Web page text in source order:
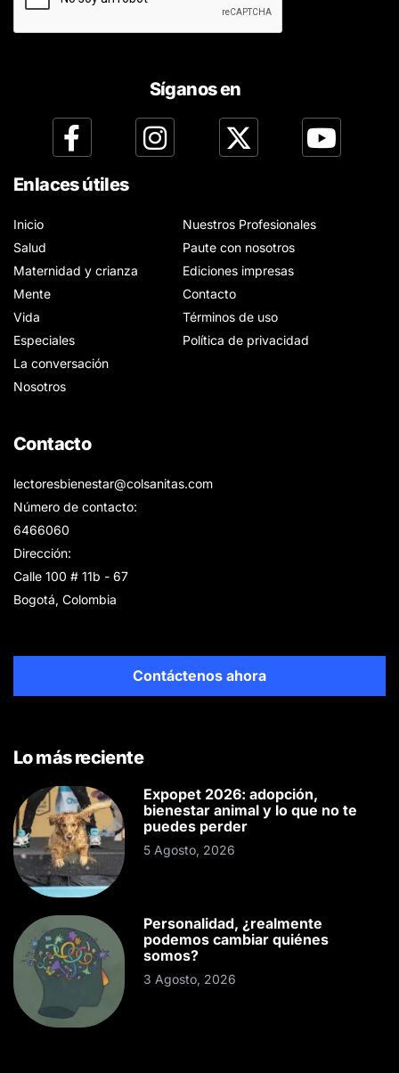
Síganos en
Enlaces útiles
Inicio
Salud
Maternidad y crianza
Mente
Vida
Especiales
La conversación
Nosotros
Nuestros Profesionales
Paute con nosotros
Ediciones impresas
Contacto
Términos de uso
Política de privacidad
Contacto
lectoresbienestar@colsanitas.com
Número de contacto:
6466060
Dirección:
Calle 100 # 11b - 67
Bogotá, Colombia
Contáctenos ahora
Lo más reciente
Expopet 2026: adopción,
bienestar animal y lo que no te
puedes perder
5 Agosto, 2026
Personalidad, ¿realmente
podemos cambiar quiénes
somos?
3 Agosto, 2026